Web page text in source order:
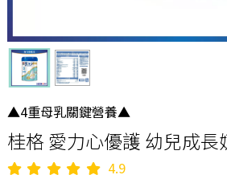
▲4重母乳關鍵營養▲
桂格 愛力心優護 幼兒成長
4.9